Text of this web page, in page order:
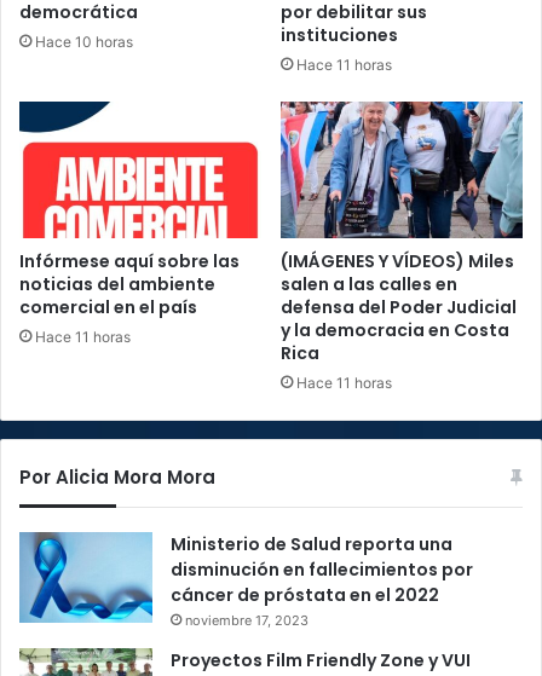
democrática
Hace 10 horas
por debilitar sus
instituciones
Hace 11 horas
Infórmese aquí sobre las
noticias del ambiente
comercial en el país
Hace 11 horas
(IMÁGENES Y VÍDEOS) Miles
salen a las calles en
defensa del Poder Judicial
y la democracia en Costa
Rica
Hace 11 horas
Por Alicia Mora Mora
Ministerio de Salud reporta una
disminución en fallecimientos por
cáncer de próstata en el 2022
noviembre 17, 2023
Proyectos Film Friendly Zone y VUI